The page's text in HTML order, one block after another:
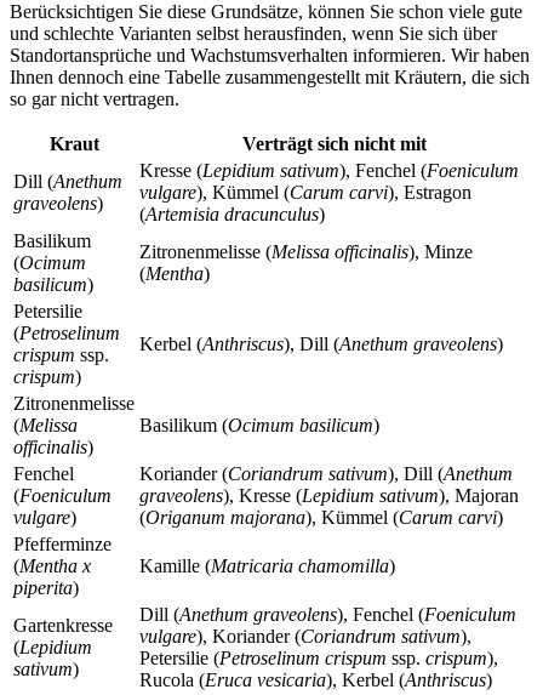
Berücksichtigen Sie diese Grundsätze, können Sie schon viele gute
und schlechte Varianten selbst herausfinden, wenn Sie sich über
Standortansprüche und Wachstumsverhalten informieren. Wir haben
Ihnen dennoch eine Tabelle zusammengestellt mit Kräutern, die sich
so gar nicht vertragen.
Kraut
Verträgt sich nicht mit
Dill (Anethum
graveolens)
Kresse (Lepidium sativum), Fenchel (Foeniculum
vulgare), Kümmel (Carum carvi), Estragon
(Artemisia dracunculus)
Basilikum
(Ocimum
basilicum)
Zitronenmelisse (Melissa officinalis), Minze
(Mentha)
Petersilie
(Petroselinum
crispum ssp.
crispum)
Kerbel (Anthriscus), Dill (Anethum graveolens)
Zitronenmelisse
(Melissa
officinalis)
Basilikum (Ocimum basilicum)
Fenchel
(Foeniculum
vulgare)
Koriander (Coriandrum sativum), Dill (Anethum
graveolens), Kresse (Lepidium sativum), Majoran
(Origanum majorana), Kümmel (Carum carvi)
Pfefferminze
(Mentha x
piperita)
Kamille (Matricaria chamomilla)
Gartenkresse
(Lepidium
sativum)
Dill (Anethum graveolens), Fenchel (Foeniculum
vulgare), Koriander (Coriandrum sativum),
Petersilie (Petroselinum crispum ssp. crispum),
Rucola (Eruca vesicaria), Kerbel (Anthriscus)